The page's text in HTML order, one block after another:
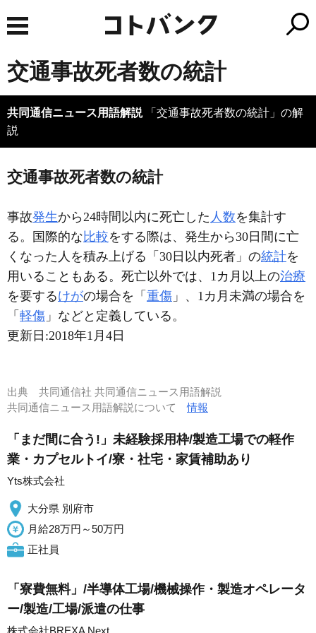
交通事故死者数の統計
共同通信ニュース用語解説「交通事故死者数の統計」の解
説
交通事故死者数の統計
事故発生から24時間以内に死亡した 人数を集計す
る。国際的な 比較をする際は、発生から30日間に亡
くなった人を積み上げる「30日以内死者」の統計を
用いることもある。死亡以外では、1カ月以上の治療
を要するけがの場合を「 重傷 」、1カ月未満の場合を
「 軽傷 」などと定義している。
更新日:2018年1月4日
出典 共同通信社 共同通信ニュース用語解説
共同通信ニュース用語解説について情報
「まだ間に合う!」未経験採用枠/製造工場での軽作
業・カプセルトイ/寮・社宅・家賃補助あり
Yts株式会社
大分県 別府市
月給28万円～50万円
正社員
「寮費無料」/半導体工場/機械操作・製造オペレータ
ー/製造/工場/派遣の仕事
株式会社BREXA Next